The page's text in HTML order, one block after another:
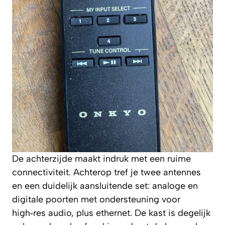
De achterzijde maakt indruk met een ruime
connectiviteit. Achterop tref je twee antennes
en een duidelijk aansluitende set: analoge en
digitale poorten met ondersteuning voor
high‑res audio, plus ethernet. De kast is degelijk